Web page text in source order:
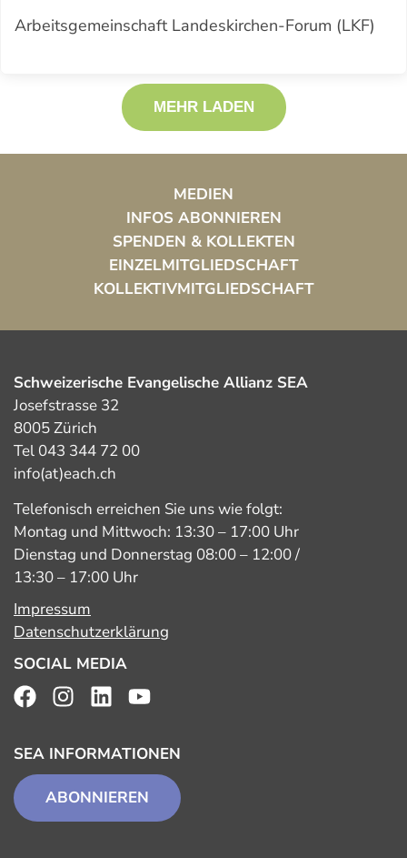
Arbeitsgemeinschaft Landeskirchen-Forum (LKF)
MEHR LADEN
MEDIEN
INFOS ABONNIEREN
SPENDEN & KOLLEKTEN
EINZELMITGLIEDSCHAFT
KOLLEKTIVMITGLIEDSCHAFT
Schweizerische Evangelische Allianz SEA
Josefstrasse 32
8005 Zürich
Tel 043 344 72 00
info(at)each.ch
Telefonisch erreichen Sie uns wie folgt:
Montag und Mittwoch: 13:30 – 17:00 Uhr
Dienstag und Donnerstag 08:00 – 12:00 /
13:30 – 17:00 Uhr
Impressum
Datenschutzerklärung
SOCIAL MEDIA
SEA INFORMATIONEN
ABONNIEREN